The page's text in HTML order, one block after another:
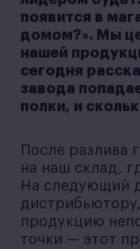
появится в
домом?». Мы
нашей
сегодня
завода
полки, и
После разлива
на наш склад,
На следующий
продукцию
точки — этот